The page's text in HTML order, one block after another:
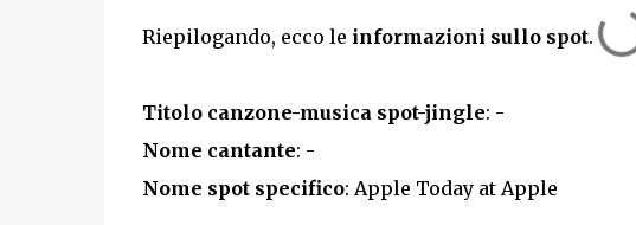
Riepilogando, ecco le informazioni sullo spot.
Titolo canzone-musica spot-jingle: -
Nome cantante: -
Nome spot specifico: Apple Today at Apple